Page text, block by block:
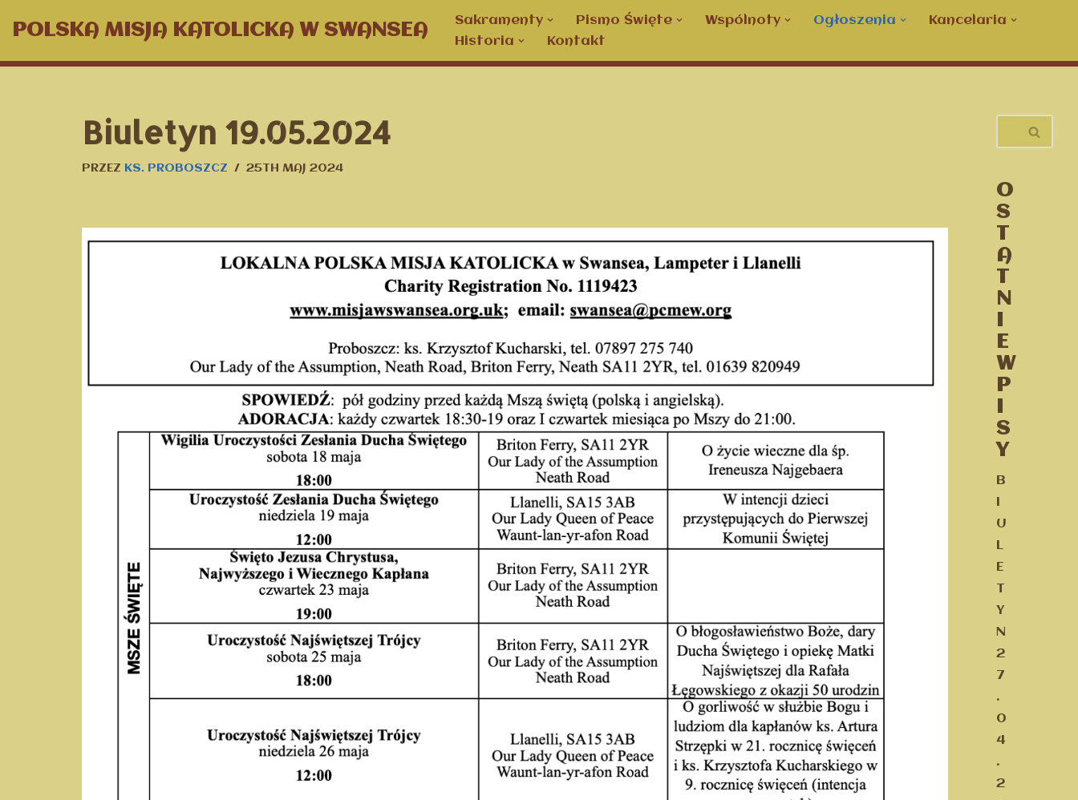
DO
POLSKA MISJA KATOLICKA W SWANSEA Sakramenty Pismo Święte Wspólnoty Ogłoszenia
Kancelaria
Historia
Kontakt
Biuletyn 19.05.2024
PRZEZ KS. PROBOSZCZ 25TH MAJ 2024
O
S
T
A
T
N
E
W
P
S
Y
B
U
L
E
T
Y
N
2
7
.
0
4
.
2